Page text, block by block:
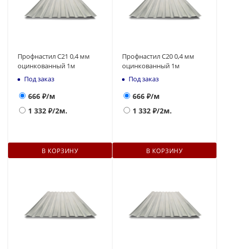
Профнастил С21 0,4 мм
оцинкованный 1м
Под заказ
666 ₽/м
1 332 ₽/2м.
В КОРЗИНУ
Профнастил С20 0,4 мм
оцинкованный 1м
Под заказ
666 ₽/м
1 332 ₽/2м.
В КОРЗИНУ